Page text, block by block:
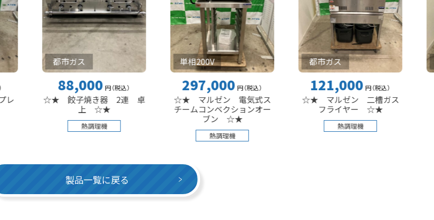
都市ガス
88,000 円（税込）
☆★ 餃子焼き器 2連 卓
上 ☆★
単相200V
297,000 円（税込）
☆★ マルゼン 電気式ス
チームコンベクションオー
ブン ☆★
都市ガス
121,000 円（税込）
☆★ マルゼン 二槽ガス
フライヤー ☆★
都市
製品一覧に戻る